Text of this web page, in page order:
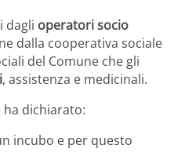
dagli operatori socio
dalla cooperativa sociale
del Comune che gli
, assistenza e medicinali.
ha dichiarato:
incubo e per questo